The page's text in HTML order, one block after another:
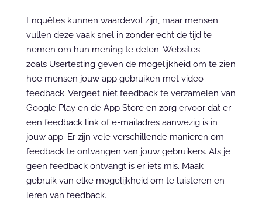
Enquêtes kunnen waardevol zijn, maar mensen
vullen deze vaak snel in zonder echt de tijd te
nemen om hun mening te delen. Websites
zoals Usertesting geven de mogelijkheid om te zien
hoe mensen jouw app gebruiken met video
feedback. Vergeet niet feedback te verzamelen van
Google Play en de App Store en zorg ervoor dat er
een feedback link of e-mailadres aanwezig is in
jouw app. Er zijn vele verschillende manieren om
feedback te ontvangen van jouw gebruikers. Als je
geen feedback ontvangt is er iets mis. Maak
gebruik van elke mogelijkheid om te luisteren en
leren van feedback.